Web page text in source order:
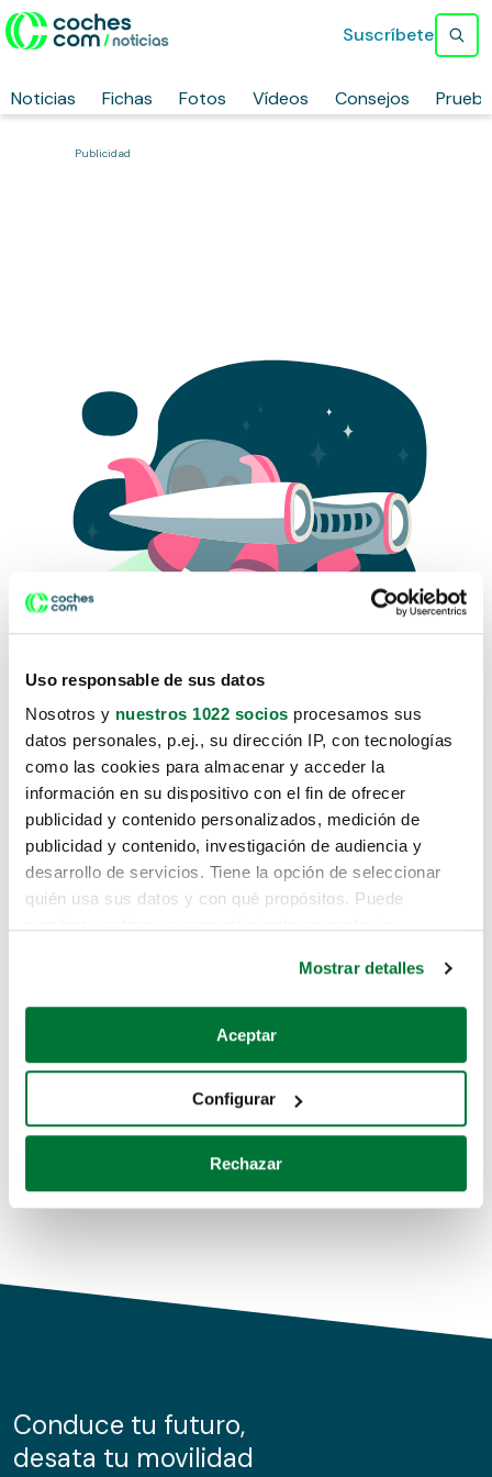
Uso responsable de sus datos
Nosotros y nuestros 1022 socios procesamos sus
datos personales, p.ej., su dirección IP, con tecnologías
como las cookies para almacenar y acceder la
información en su dispositivo con el fin de ofrecer
publicidad y contenido personalizados, medición de
publicidad y contenido, investigación de audiencia y
desarrollo de servicios. Tiene la opción de seleccionar
quién usa sus datos y con qué propósitos. Puede
Si lo permite, también quisiéramos:
Recopilar información sobre su ubicación geográfica
Identificar su dispositivo analizándolo activamente
para buscar características específicas (huellas
Obtenga más información sobre cómo se procesan sus
de cookies.
información sobre el uso que haga del sitio web con
nuestros partners de redes sociales, publicidad y análisis
Mostrar detalles
Aceptar
Configurar
Rechazar
Noticias Fichas Fotos Vídeos Consejos
Suscríbete
Publicidad
Lo sentimos, no sabemos como
te hemos traido hasta aquí.
Pero puedes encontrar el coche que estás
buscando en alguno de estos enlaces:
Coches de segunda mano
Coches de km0
Conduce tu futuro,
desata tu movilidad